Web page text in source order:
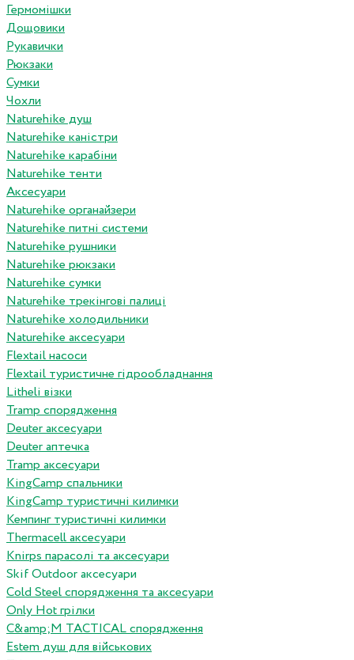
Гермомішки
Дощовики
Рукавички
Рюкзаки
Сумки
Чохли
Naturehike душ
Naturehike каністри
Naturehike карабіни
Naturehike тенти
Аксесуари
Naturehike органайзери
Naturehike питні системи
Naturehike рушники
Naturehike рюкзаки
Naturehike сумки
Naturehike трекінгові палиці
Naturehike холодильники
Naturehike аксесуари
Flextail насоси
Flextail туристичне гідрообладнання
Litheli візки
Tramp спорядження
Deuter аксесуари
Deuter аптечка
Tramp аксесуари
KingCamp спальники
KingCamp туристичні килимки
Кемпинг туристичні килимки
Thermacell аксесуари
Knirps парасолі та аксесуари
Skif Outdoor аксесуари
Cold Steel спорядження та аксесуари
Only Hot грілки
C&amp;M TACTICAL спорядження
Estem душ для військових